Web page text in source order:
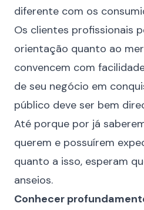
diferente com os
Os clientes profissionais
orientação quanto ao
convencem com
de seu negócio em
público deve ser bem
Até porque por já
querem e possuírem
quanto a isso, esperam
anseios.
Conhecer